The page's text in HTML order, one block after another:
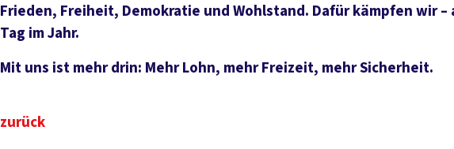
Frieden, Freiheit, Demokratie und Wohlstand. Dafür kämpfen wir –
Tag im Jahr.
Mit uns ist mehr drin: Mehr Lohn, mehr Freizeit, mehr Sicherheit.
zurück